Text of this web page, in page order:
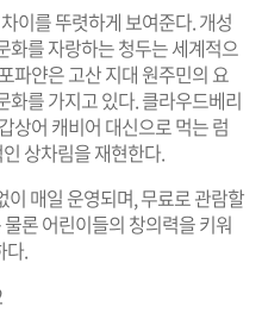
이를 뚜렷하게 보여준다. 개성
화를 자랑하는 청두는 세계적으
파얀은 고산 지대 원주민의 요
화를 가지고 있다. 클라우드베리
상어 캐비어 대신으로 먹는 럼
상차림을 재현한다.
매일 운영되며, 무료로 관람할
론 어린이들의 창의력을 키워
다.